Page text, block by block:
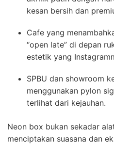
kesan bersih dan
Cafe yang
“open late” di depan
estetik yang
SPBU dan showroom
menggunakan pylon
terlihat dari kejauhan.
Neon box bukan sekadar
menciptakan suasana dan